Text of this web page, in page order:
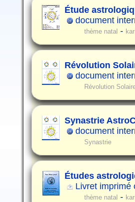
Étude
document
thème natal -
Révolution
document
Révolution
Synastrie
document
Synastrie
Études
Livret imprimé
thème natal -